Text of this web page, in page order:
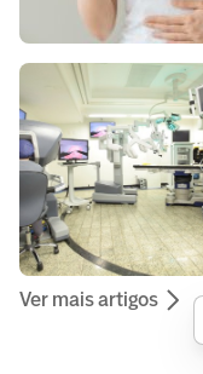
Ver mais artigos